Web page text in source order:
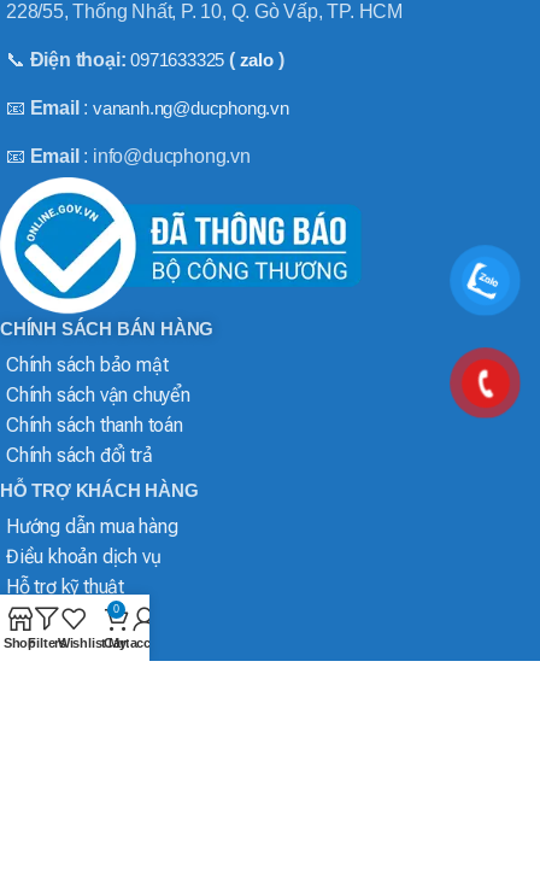
228/55, Thống Nhất, P. 10, Q. Gò Vấp, TP. HCM
📞 Điện thoại:0971633325 ( zalo)
📧 Email :vananh.ng@ducphong.vn
📧 Email : info@ducphong.vn
CHÍNH SÁCH BÁN HÀNG
Chính sách bảo mật
Chính sách vận chuyển
Chính sách thanh toán
Chính sách đổi trả
HỖ TRỢ KHÁCH HÀNG
Hướng dẫn mua hàng
Điều khoản dịch vụ
Hỗ trợ kỹ thuật
ShopFiltersWishlist
0
Cart
My account